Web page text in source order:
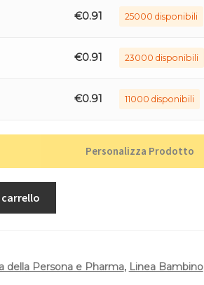
€0.91 25000 disponibili
€0.91 23000 disponibili
€0.91 11000 disponibili
Personalizza Prodotto
della Persona e Pharma, Linea Bambino